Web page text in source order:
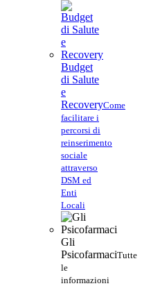
Budget
di Salute
e
RecoveryCome
facilitare i
percorsi di
reinserimento
sociale
attraverso
DSM ed
Enti
Locali
Gli
PsicofarmaciTutte
le
informazioni